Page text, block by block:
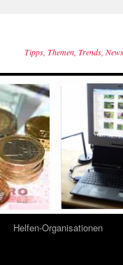
Tipps, Themen, Trends, News
Helfen-Organisationen